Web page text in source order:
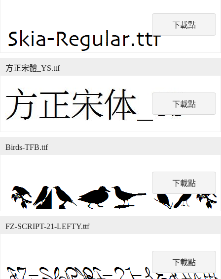
下載點
下載點
方正宋體_YS.ttf
下載點
Birds-TFB.ttf
下載點
FZ-SCRIPT-21-LEFTY.ttf